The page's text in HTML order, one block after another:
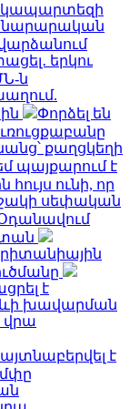
երկու
ն
Փորձել են
քաղցկեղի
պայքարում է
հույս ունի, որ
սեփական
է
խավարման
վրա
է